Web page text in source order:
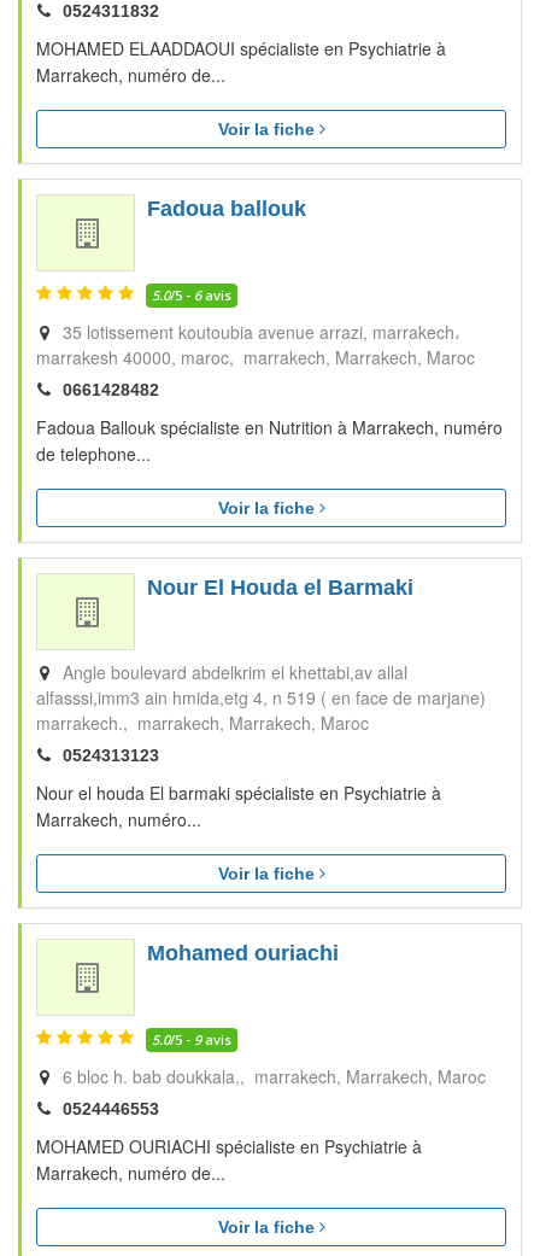
0524311832
MOHAMED ELAADDAOUI spécialiste en Psychiatrie à
Marrakech, numéro de...
Voir la fiche
Fadoua ballouk
5.0/5 - 6avis
35 lotissement koutoubia avenue arrazi, marrakech،
marrakesh 40000, maroc, marrakech Marrakech Maroc
0661428482
Fadoua Ballouk spécialiste en Nutrition à Marrakech, numéro
de telephone...
Voir la fiche
Nour El Houda el Barmaki
Angle boulevard abdelkrim el khettabi,av allal
alfasssi,imm3 ain hmida,etg 4, n 519 ( en face de marjane)
marrakech., marrakech Marrakech Maroc
0524313123
Nour el houda El barmaki spécialiste en Psychiatrie à
Marrakech, numéro...
Voir la fiche
Mohamed ouriachi
5.0/5 - 9avis
6 bloc h. bab doukkala,, marrakech Marrakech Maroc
0524446553
MOHAMED OURIACHI spécialiste en Psychiatrie à
Marrakech, numéro de...
Voir la fiche